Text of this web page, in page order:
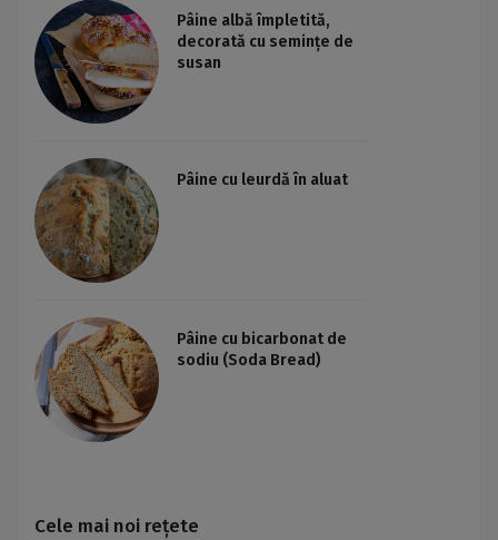
Pâine albă împletită,
decorată cu semințe de
susan
Pâine cu leurdă în aluat
Pâine cu bicarbonat de
sodiu (Soda Bread)
Cele mai noi rețete